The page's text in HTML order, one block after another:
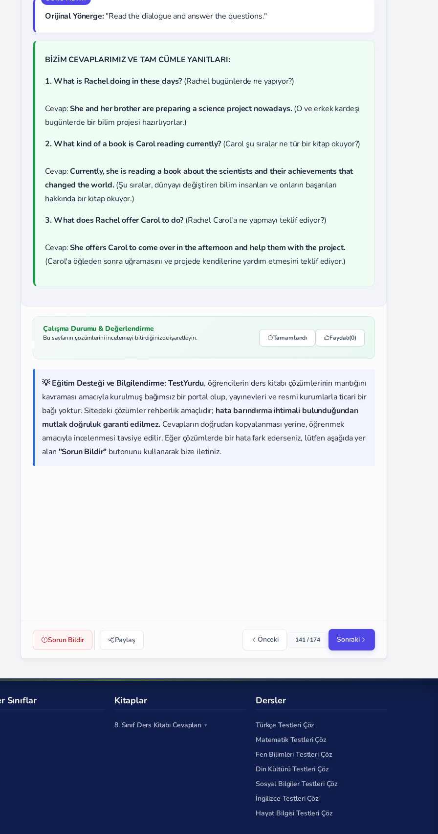
Orijinal Yönerge:"Read the dialogue and answer the questions."
BİZİM CEVAPLARIMIZ VE TAM CÜMLE YANITLARI:
1. What is Rachel doing in these days? (Rachel bugünlerde ne yapıyor?)
Cevap:She and her brother are preparing a science project nowadays. (O ve erkek kardeşi
bugünlerde bir bilim projesi hazırlıyorlar.)
2. What kind of a book is Carol reading currently? (Carol şu sıralar ne tür bir kitap okuyor?)
Cevap:Currently, she is reading a book about the scientists and their achievements that
changed the world. (Şu sıralar, dünyayı değiştiren bilim insanları ve onların başarıları
hakkında bir kitap okuyor.)
3. What does Rachel offer Carol to do? (Rachel Carol'a ne yapmayı teklif ediyor?)
Cevap:She offers Carol to come over in the afternoon and help them with the project.
(Carol'a öğleden sonra uğramasını ve projede kendilerine yardım etmesini teklif ediyor.)
Çalışma Durumu & Değerlendirme
Bu sayfanın çözümlerini incelemeyi bitirdiğinizde işaretleyin. Tamamlandı Faydalı(0)
💡 Eğitim Desteği ve Bilgilendirme:TestYurdu, öğrencilerin ders kitabı çözümlerinin mantığını
kavraması amacıyla kurulmuş bağımsız bir portal olup, yayınevleri ve resmi kurumlarla ticari bir
bağı yoktur. Sitedeki çözümler rehberlik amaçlıdır; hata barındırma ihtimali bulunduğundan
mutlak doğruluk garanti edilmez. Cevapların doğrudan kopyalanması yerine, öğrenmek
amacıyla incelenmesi tavsiye edilir. Eğer çözümlerde bir hata fark ederseniz, lütfen aşağıda yer
alan "Sorun Bildir" butonunu kullanarak bize iletiniz.
Sorun Bildir Paylaş Önceki 141 / 174 Sonraki
Sınıflar Kitaplar
8. Sınıf Ders Kitabı Cevapları
Dersler
Türkçe Testleri Çöz
Matematik Testleri Çöz
Fen Bilimleri Testleri Çöz
Din Kültürü Testleri Çöz
Sosyal Bilgiler Testleri Çöz
İngilizce Testleri Çöz
Hayat Bilgisi Testleri Çöz